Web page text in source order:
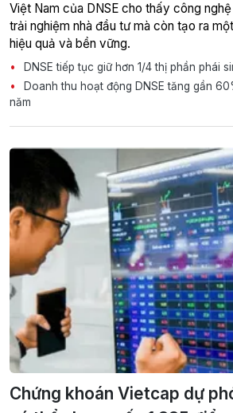
Việt Nam của DNSE cho thấy công
trải nghiệm nhà đầu tư mà còn tạo ra
hiệu quả và bền vững.
DNSE tiếp tục giữ hơn 1/4 thị phần phái
Doanh thu hoạt động DNSE tăng gần
năm
Chứng khoán Vietcap dự